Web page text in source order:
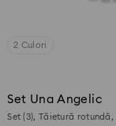
2 Culori
Set Una Angelic
Set (3), Tăietură